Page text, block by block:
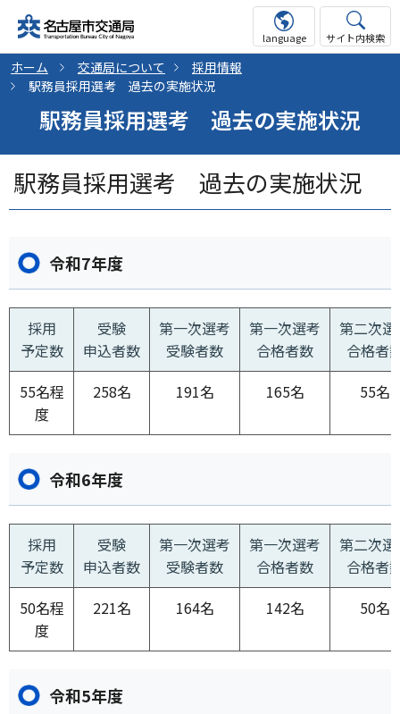
language サイト内検索
ホーム 交通局について
採用情報
駅務員採用選考 過去の実施状況
駅務員採用選考 過去の実施状況
駅務員採用選考 過去の実施状況
令和7年度
採用
予定数
受験
申込者数
第一次選考
受験者数
第一次選考
合格者数
第二次
合格者
55名程
度
258名 191名 165名 55名
令和6年度
採用
予定数
受験
申込者数
第一次選考
受験者数
第一次選考
合格者数
第二次
合格者
50名程
度
221名 164名 142名 50名
令和5年度